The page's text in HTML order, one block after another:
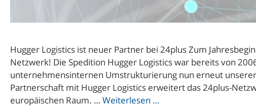
Hugger Logistics ist neuer Partner bei 24plus Zum
Netzwerk! Die Spedition Hugger Logistics war bereits von
unternehmensinternen Umstrukturierung nun erneut
Partnerschaft mit Hugger Logistics erweitert das 24plus-
europäischen Raum. … Weiterlesen …